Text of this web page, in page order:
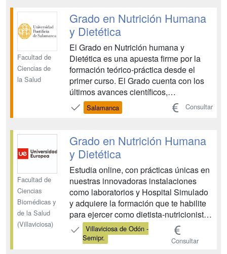
sobre la composición de los alimentos,
las necesidades nutr...
Facultad de
Ciencias de
la Salud
Grado en Nutrición Humana
y Dietética
El Grado en Nutrición humana y
Dietética es una apuesta firme por la
formación teórico-práctica desde el
primer curso. El Grado cuenta con los
últimos avances científicos,
tecnológicos y una cuidada formación
en competencias, con el fin de
laboral. Además, para las prácticas
externas disponemos de convenios
en...
Salamanca Consultar
Facultad de
Ciencias
Biomédicas y
de la Salud
(Villaviciosa)
Grado en Nutrición Humana
y Dietética
Estudia online, con prácticas únicas en
nuestras innovadoras instalaciones
como laboratorios y Hospital Simulado
y adquiere la formación que te habilite
para ejercer como dietista-nutricionista,
diseñando y supervisando planes de
alimentación y dietas clínicas
personalizadas. ¡No dejes pasar esta
Villaviciosa de Odón -
Semipr.
Consultar